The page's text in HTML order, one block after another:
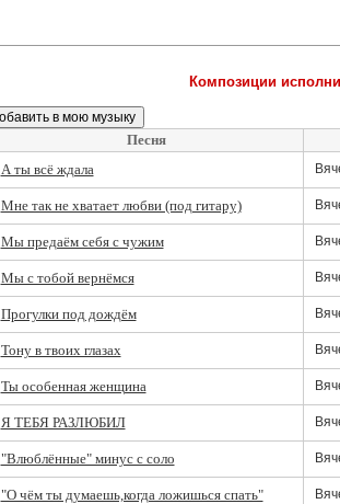
Композиции
Песня
А ты всё ждала
Мне так не хватает любви (под гитару)
Мы предаём себя с чужим
Мы с тобой вернёмся
Прогулки под дождём
Тону в твоих глазах
Ты особенная женщина
Я ТЕБЯ РАЗЛЮБИЛ
"Влюблённые" минус с соло
"О чём ты думаешь,когда ложишься спать"